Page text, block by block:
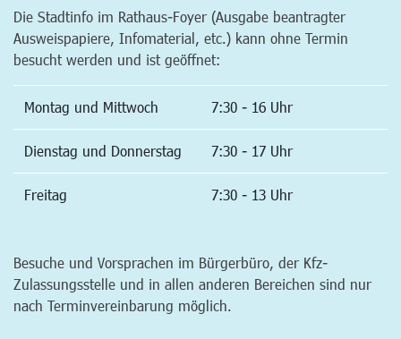
Die Stadtinfo im Rathaus-Foyer (Ausgabe beantragter
Ausweispapiere, Infomaterial, etc.) kann ohne Termin
besucht werden und ist geöffnet:
Montag und Mittwoch 7:30 - 16 Uhr
Dienstag und Donnerstag 7:30 - 17 Uhr
Freitag 7:30 - 13 Uhr
Besuche und Vorsprachen im Bürgerbüro, der Kfz-
Zulassungsstelle und in allen anderen Bereichen sind nur
nach Terminvereinbarung möglich.